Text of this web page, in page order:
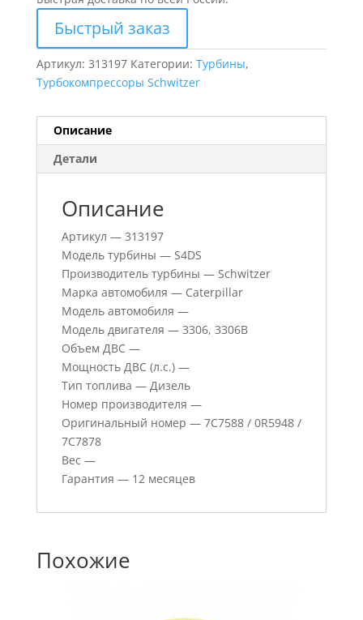
Быстрый заказ
Артикул: 313197 Категории: Турбины,
Турбокомпрессоры Schwitzer
Описание
Детали
Описание
Артикул — 313197
Модель турбины — S4DS
Производитель турбины — Schwitzer
Марка автомобиля — Caterpillar
Модель автомобиля —
Модель двигателя — 3306, 3306B
Объем ДВС —
Мощность ДВС (л.с.) —
Тип топлива — Дизель
Номер производителя —
Оригинальный номер — 7C7588 / 0R5948 /
7C7878
Вес —
Гарантия — 12 месяцев
Похожие